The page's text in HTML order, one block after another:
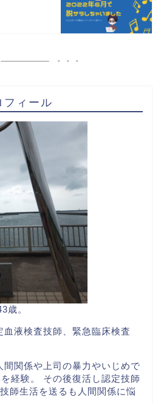
フィール
歳。
血液検査技師、緊急臨床検査
間関係や上司の暴力やいじめで
経験。 その後復活し認定技師
師生活を送るも人間関係に悩